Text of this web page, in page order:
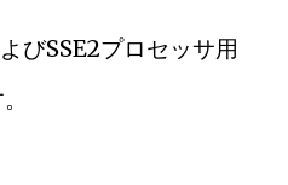
びSSE2プロセッサ用